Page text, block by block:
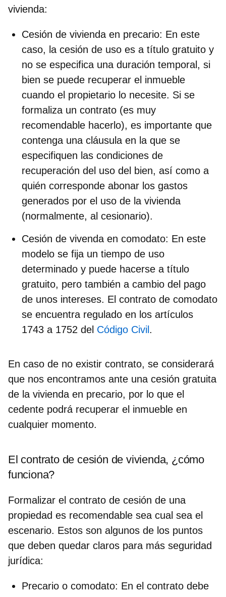
vivienda:
Cesión de vivienda en precario: En este
caso, la cesión de uso es a título gratuito y
no se especifica una duración temporal, si
bien se puede recuperar el inmueble
cuando el propietario lo necesite. Si se
formaliza un contrato (es muy
recomendable hacerlo), es importante que
contenga una cláusula en la que se
especifiquen las condiciones de
recuperación del uso del bien, así como a
quién corresponde abonar los gastos
generados por el uso de la vivienda
(normalmente, al cesionario).
Cesión de vivenda en comodato: En este
modelo se fija un tiempo de uso
determinado y puede hacerse a título
gratuito, pero también a cambio del pago
de unos intereses. El contrato de comodato
se encuentra regulado en los artículos
1743 a 1752 del Código Civil .
En caso de no existir contrato, se considerará
que nos encontramos ante una cesión gratuita
de la vivienda en precario, por lo que el
cedente podrá recuperar el inmueble en
cualquier momento.
El contrato de cesión de vivienda, ¿cómo
funciona?
Formalizar el contrato de cesión de una
propiedad es recomendable sea cual sea el
escenario. Estos son algunos de los puntos
que deben quedar claros para más seguridad
jurídica:
Precario o comodato: En el contrato debe